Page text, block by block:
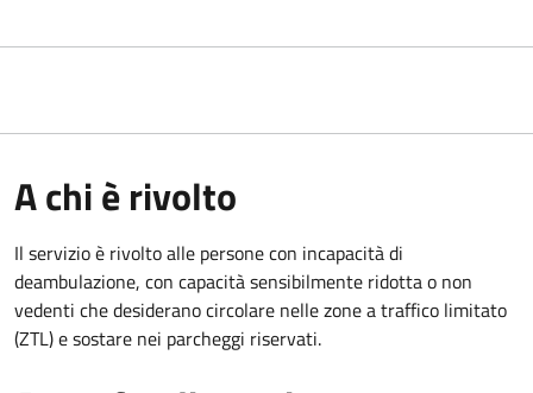
A chi è rivolto
Il servizio è rivolto alle persone con incapacità di
deambulazione, con capacità sensibilmente ridotta o non
vedenti che desiderano circolare nelle zone a traffico limitato
(ZTL) e sostare nei parcheggi riservati.